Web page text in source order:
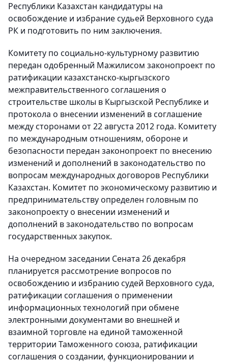
Республики Казахстан кандидатуры на
освобождение и избрание судьей Верховного суда
РК и подготовить по ним заключения.
Комитету по социально-культурному развитию
передан одобренный Мажилисом законопроект по
ратификации казахстанско-кыргызского
межправительственного соглашения о
строительстве школы в Кыргызской Республике и
протокола о внесении изменений в соглашение
между сторонами от 22 августа 2012 года. Комитету
по международным отношениям, обороне и
безопасности передан законопроект по внесению
изменений и дополнений в законодательство по
вопросам международных договоров Республики
Казахстан. Комитет по экономическому развитию и
предпринимательству определен головным по
законопроекту о внесении изменений и
дополнений в законодательство по вопросам
государственных закупок.
На очередном заседании Сената 26 декабря
планируется рассмотрение вопросов по
освобождению и избранию судей Верховного суда,
ратификации соглашения о применении
информационных технологий при обмене
электронными документами во внешней и
взаимной торговле на единой таможенной
территории Таможенного союза, ратификации
соглашения о создании, функционировании и